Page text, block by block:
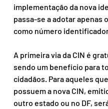
implementação da nova
passa-se a adotar apenas
como número
A primeira via da CIN é
sendo um benefício para
cidadãos. Para aqueles
possuem a nova CIN,
outro estado ou no DF,